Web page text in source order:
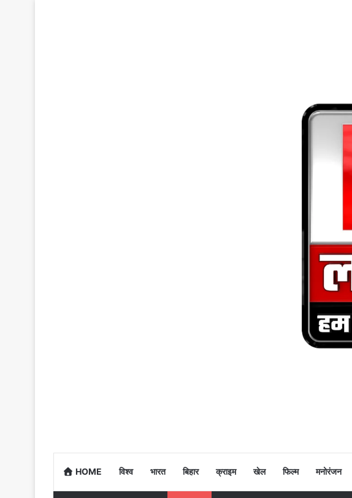
HOME विश्व भारत बिहार क्राइम खेल फिल्म मनोरंजन